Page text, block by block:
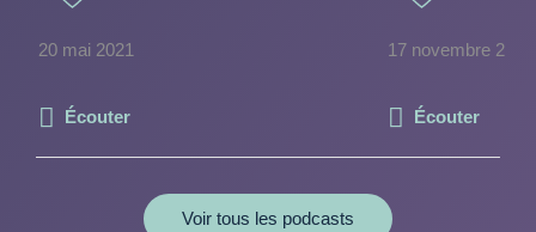
20 mai 2021
Écouter
17 novembre 2014
Écouter
Voir tous les podcasts